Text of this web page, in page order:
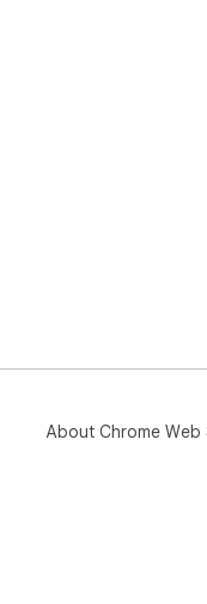
About Chrome Web